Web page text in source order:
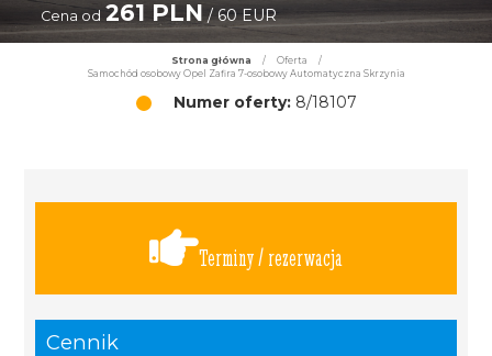
Cena od 261 PLN / 60 EUR
Strona główna / Oferta
/
Samochód osobowy Opel Zafira 7-osobowy Automatyczna Skrzynia
Numer oferty:8/18107
Terminy / rezerwacja
Cennik